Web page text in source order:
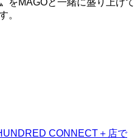
。
CONNECT＋店で